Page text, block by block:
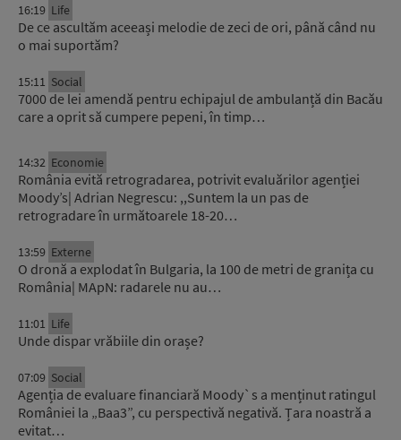
16:19 Life
De ce ascultăm aceeași melodie de zeci de ori, până când nu
o mai suportăm?
15:11 Social
7000 de lei amendă pentru echipajul de ambulanță din Bacău
care a oprit să cumpere pepeni, în timp…
14:32 Economie
România evită retrogradarea, potrivit evaluărilor agenției
Moody’s| Adrian Negrescu: ,,Suntem la un pas de
retrogradare în următoarele 18-20…
13:59 Externe
O dronă a explodat în Bulgaria, la 100 de metri de granița cu
România| MApN: radarele nu au…
11:01 Life
Unde dispar vrăbiile din orașe?
07:09 Social
Agenția de evaluare financiară Moody`s a menținut ratingul
României la „Baa3”, cu perspectivă negativă. Țara noastră a
evitat…